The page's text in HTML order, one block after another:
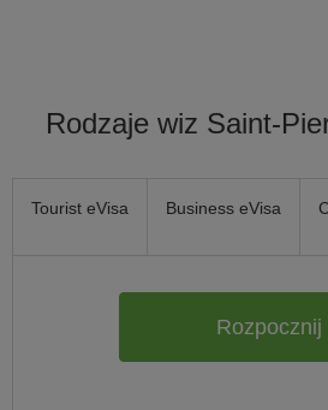
Rodzaje wiz Saint-
Tourist eVisa Business eVisa
Rozpocznij